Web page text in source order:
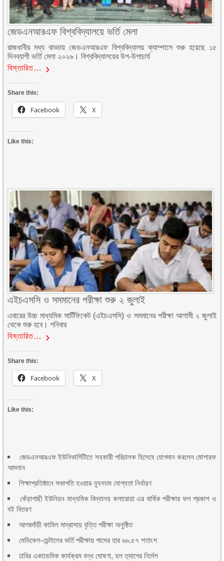
জেডএনআরএফ বিশ্ববিদ্যালয়ে ভর্তি মেলা
রাজধানীর মধ্য বাড্ডায় জেডএনআরএফ বিশ্ববিদ্যালয় ক্যাম্পাসে শুরু হয়েছে ১৫
দিনব্যাপী ভর্তি মেলা ২০২৬। বিশ্ববিদ্যালয়ের উপ-উপাচার্য
বিস্তারিত…
Share this:
Facebook X
Like this:
এইচএসসি ও সমমানের পরীক্ষা শুরু ২ জুলাই
এবারের উচ্চ মাধ্যমিক সার্টিফিকেট (এইচএসসি) ও সমমানের পরীক্ষা আগামী ২ জুলাই
থেকে শুরু হবে। শনিবার
বিস্তারিত…
Share this:
Facebook X
Like this:
জেডএনআরএফ ইউনিভার্সিটিতে সহকারী পরিচালক হিসেবে যোগদান করলেন মোশারফ
আদনান
শিক্ষাপ্রতিষ্ঠানে সভাপতি হওয়ার ন্যূনতম যোগ্যতা নির্ধারণ
কেঁড়াগাছী ইউনিয়ন মাধ্যমিক বিদ্যালয় কলারোয়া এর বার্ষিক পরীক্ষার ফল প্রকাশ ও
বই বিতরণ
আগরদাঁড়ী কামিল মাদ্রাসায় বৃত্তি পরীক্ষা অনুষ্ঠিত
মেডিকেল-ডেন্টালের ভর্তি পরীক্ষায় পাসের হার ৬৬.৫৭ শতাংশ
ঢাবির একাডেমিক কার্যক্রম বন্ধ ঘোষণা, হল ত্যাগের নির্দেশ